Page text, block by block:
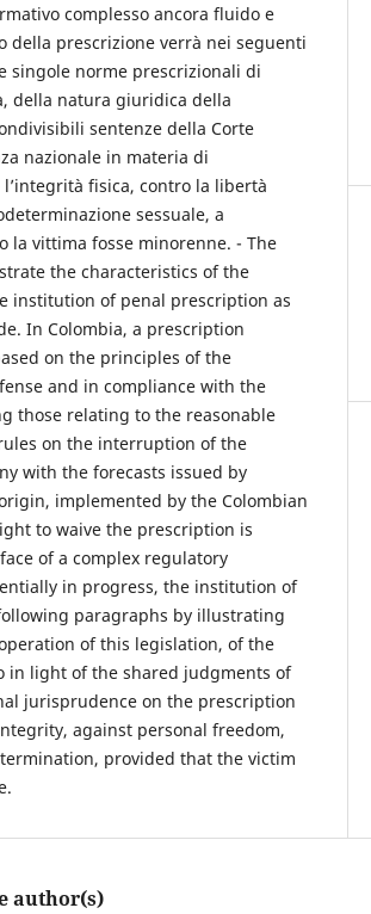
complesso ancora fluido e
della prescrizione verrà nei seguenti
singole norme prescrizionali di
della natura giuridica della
sentenze della Corte
nazionale in materia di
fisica, contro la libertà
sessuale, a
la vittima fosse minorenne. - The
the characteristics of the
institution of penal prescription as
In Colombia, a prescription
on the principles of the
and in compliance with the
those relating to the reasonable
on the interruption of the
with the forecasts issued by
implemented by the Colombian
to waive the prescription is
of a complex regulatory
in progress, the institution of
paragraphs by illustrating
of this legislation, of the
in light of the shared judgments of
jurisprudence on the prescription
against personal freedom,
provided that the victim
author(s)